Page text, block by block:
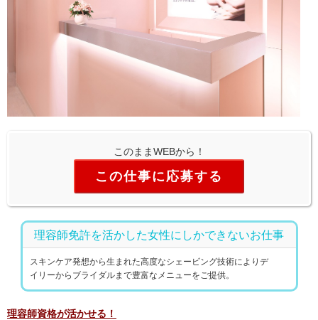
このままWEBから！
この仕事に応募する
理容師免許を活かした女性にしかできないお仕事
スキンケア発想から生まれた高度なシェービング技術によりデ
イリーからブライダルまで豊富なメニューをご提供。
理容師資格が活かせる！